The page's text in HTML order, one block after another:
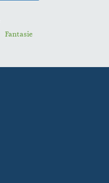
Fantasie